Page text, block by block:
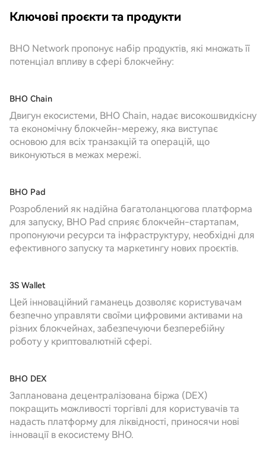
Ключові проєкти та продукти
BHO Network пропонує набір продуктів, які множать її
потенціал впливу в сфері блокчейну:
BHO Chain
Двигун екосистеми, BHO Chain, надає високошвидкісну
та економічну блокчейн-мережу, яка виступає
основою для всіх транзакцій та операцій, що
виконуються в межах мережі.
BHO Pad
Розроблений як надійна багатоланцюгова платформа
для запуску, BHO Pad сприяє блокчейн-стартапам,
пропонуючи ресурси та інфраструктуру, необхідні для
ефективного запуску та маркетингу нових проєктів.
3S Wallet
Цей інноваційний гаманець дозволяє користувачам
безпечно управляти своїми цифровими активами на
різних блокчейнах, забезпечуючи безперебійну
роботу у криптовалютній сфері.
BHO DEX
Запланована децентралізована біржа (DEX)
покращить можливості торгівлі для користувачів та
надасть платформу для ліквідності, приносячи нові
інновації в екосистему BHO.